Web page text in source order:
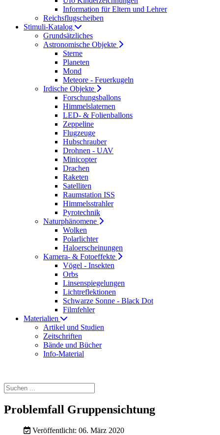
Information für Eltern und Lehrer
Reichsflugscheiben
Stimuli-Katalog
Grundsätzliches
Astronomische Objekte
Sterne
Planeten
Mond
Meteore - Feuerkugeln
Irdische Objekte
Forschungsballons
Himmelslaternen
LED- & Folienballons
Zeppeline
Flugzeuge
Hubschrauber
Drohnen - UAV
Minicopter
Drachen
Raketen
Satelliten
Raumstation ISS
Himmelsstrahler
Pyrotechnik
Naturphänomene
Wolken
Polarlichter
Haloerscheinungen
Kamera- & Fotoeffekte
Vögel - Insekten
Orbs
Linsenspiegelungen
Lichtreflektionen
Schwarze Sonne - Black Dot
Filmfehler
Materialien
Artikel und Studien
Zeitschriften
Bände und Bücher
Info-Material
Problemfall Gruppensichtung
Veröffentlicht: 06. März 2020